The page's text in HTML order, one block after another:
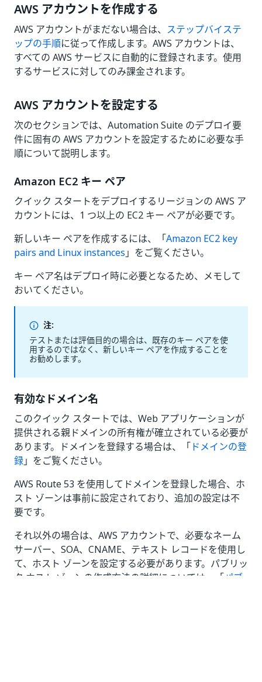
AWS アカウントを作成する
AWS アカウントがまだない場合は、 ステップバイステ
ップの手順に従って作成します。AWS アカウントは、
すべての AWS サービスに自動的に登録されます。使用
するサービスに対してのみ課金されます。
AWS アカウントを設定する
次のセクションでは、Automation Suite のデプロイ要
件に固有の AWS アカウントを設定するために必要な手
順について説明します。
Amazon EC2 キー ペア
クイック スタートをデプロイするリージョンの AWS ア
カウントには、1 つ以上の EC2 キー ペアが必要です。
新しいキー ペアを作成するには、「Amazon EC2 key
pairs and Linux instances 」をご覧ください。
キー ペア名はデプロイ時に必要となるため、メモして
おいてください。
注:
テストまたは評価目的の場合は、既存のキー ペアを使
用するのではなく、新しいキー ペアを作成することを
お勧めします。
有効なドメイン名
このクイック スタートでは、Web アプリケーションが
提供される親ドメインの所有権が確立されている必要が
あります。ドメインを登録する場合は、「ドメインの登
録」をご覧ください。
AWS Route 53 を使用してドメインを登録した場合、ホ
スト ゾーンは事前に設定されており、追加の設定は不
要です。
それ以外の場合は、AWS アカウントで、必要なネーム
サーバー、SOA、CNAME、テキスト レコードを使用し
て、ホスト ゾーンを設定する必要があります。パブリッ
ク ホスト ゾーンの作成方法の詳細については、「パブ